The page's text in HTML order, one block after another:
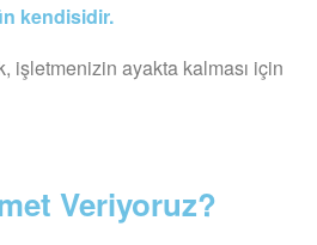
kendisidir.
işletmenizin ayakta kalması için
Veriyoruz?